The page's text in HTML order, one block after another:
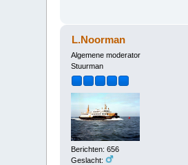
L.Noorman
Algemene moderator
Stuurman
Berichten: 656
Geslacht: